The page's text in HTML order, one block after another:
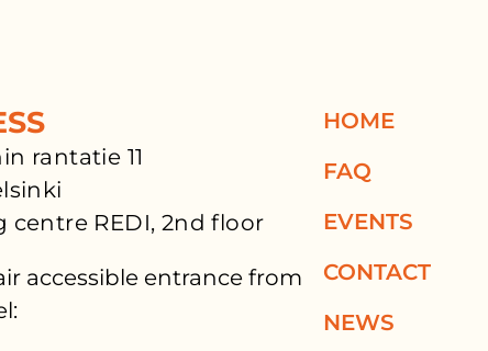
rantatie 11
centre REDI, 2nd floor
accessible entrance from
HOME
FAQ
EVENTS
CONTACT
NEWS